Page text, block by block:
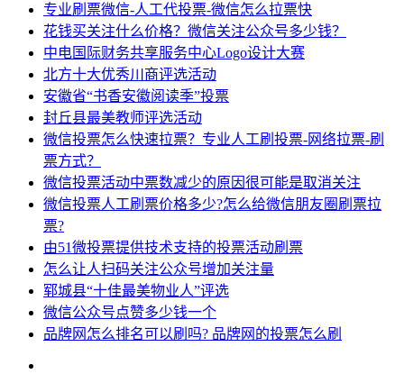
专业刷票微信-人工代投票-微信怎么拉票快
花钱买关注什么价格？微信关注公众号多少钱？
中电国际财务共享服务中心Logo设计大赛
北方十大优秀川商评选活动
安徽省“书香安徽阅读季”投票
封丘县最美教师评选活动
微信投票怎么快速拉票？专业人工刷投票-网络拉票-刷
票方式？
微信投票活动中票数减少的原因很可能是取消关注
微信投票人工刷票价格多少?怎么给微信朋友圈刷票拉
票?
由51微投票提供技术支持的投票活动刷票
怎么让人扫码关注公众号增加关注量
郓城县“十佳最美物业人”评选
微信公众号点赞多少钱一个
品牌网怎么排名可以刷吗? 品牌网的投票怎么刷